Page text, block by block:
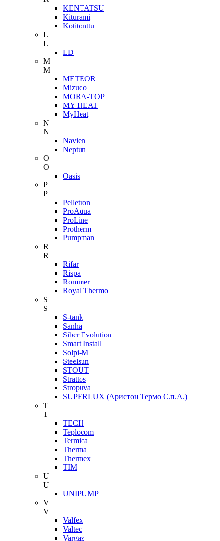
KENTATSU
Kiturami
Kotitonttu
L
L
LD
M
M
METEOR
Mizudo
MORA-TOP
MY HEAT
MyHeat
N
N
Navien
Neptun
O
O
Oasis
P
P
Pelletron
ProAqua
ProLine
Protherm
Pumpman
R
R
Rifar
Rispa
Rommer
Royal Thermo
S
S
S-tank
Sanha
Siber Evolution
Smart Install
Solpi-M
Steelsun
STOUT
Strattos
Stropuva
SUPERLUX (Аристон Термо С.п.А.)
T
T
TECH
Teplocom
Termica
Therma
Thermex
TIM
U
U
UNIPUMP
V
V
Valfex
Valtec
Vargaz